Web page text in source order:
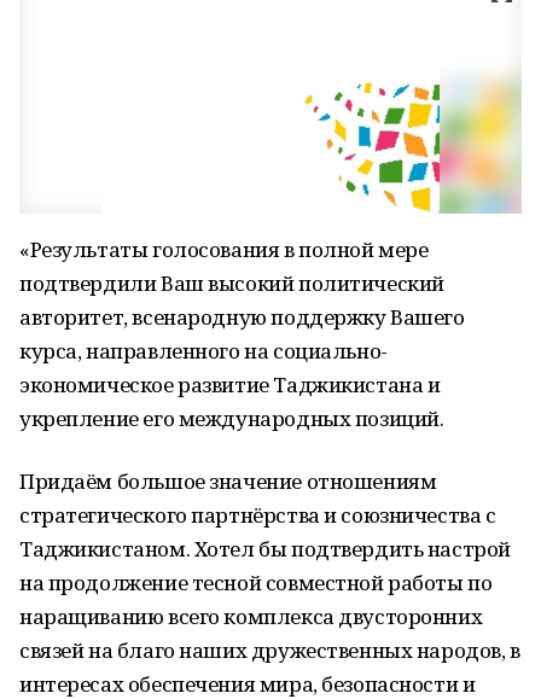
«Результаты голосования в полной мере
подтвердили Ваш высокий политический
авторитет, всенародную поддержку Вашего
курса, направленного на социально-
экономическое развитие Таджикистана и
укрепление его международных позиций.
Придаём большое значение отношениям
стратегического партнёрства и союзничества с
Таджикистаном. Хотел бы подтвердить настрой
на продолжение тесной совместной работы по
наращиванию всего комплекса двусторонних
связей на благо наших дружественных народов, в
интересах обеспечения мира, безопасности и